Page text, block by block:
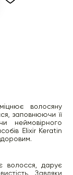
волосяну
заповнюючи її
неймовірного
Elixir Keratin
волосся, дарує
Завдяки